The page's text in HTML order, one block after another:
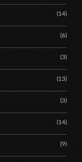
(14)
(6)
(3)
(13)
(3)
(14)
(9)